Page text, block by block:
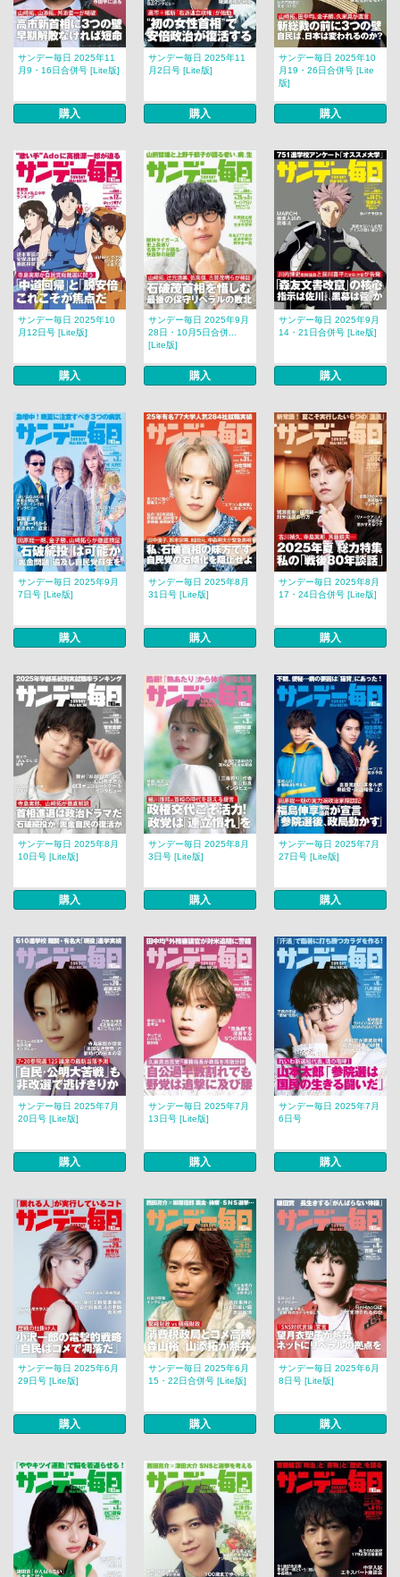
サンデー毎日 2025年11
月9・16日合併号 [Lite版]
購入
サンデー毎日 2025年11
月2日号 [Lite版]
購入
サンデー毎日 2025年10
月19・26日合併号 [Lite
版]
購入
サンデー毎日 2025年10
月12日号 [Lite版]
購入
サンデー毎日 2025年9月
28日・10月5日合併...
[Lite版]
購入
サンデー毎日 2025年9月
14・21日合併号 [Lite版]
購入
サンデー毎日 2025年9月
7日号 [Lite版]
購入
サンデー毎日 2025年8月
31日号 [Lite版]
購入
サンデー毎日 2025年8月
17・24日合併号 [Lite版]
購入
サンデー毎日 2025年8月
10日号 [Lite版]
購入
サンデー毎日 2025年8月
3日号 [Lite版]
購入
サンデー毎日 2025年7月
27日号 [Lite版]
購入
サンデー毎日 2025年7月
20日号 [Lite版]
購入
サンデー毎日 2025年7月
13日号 [Lite版]
購入
サンデー毎日 2025年7月
6日号
購入
サンデー毎日 2025年6月
29日号 [Lite版]
購入
サンデー毎日 2025年6月
15・22日合併号 [Lite版]
購入
サンデー毎日 2025年6月
8日号 [Lite版]
購入